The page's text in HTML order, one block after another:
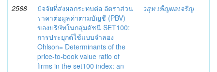
2568
ปัจจัยที่ส่งผลกระทบต่อ อัตราส่วน
ราคาต่อมูลค่าตามบัญชี (PBV)
ของบริษัทในกลุ่มดัชนี SET100:
การประยุกต์ใช้แบบจำลอง
Ohlson= Determinants of the
price-to-book value ratio of
firms in the set100 index: an
วสุท เพ็ญผลเจริญ